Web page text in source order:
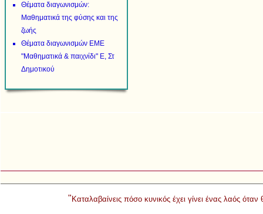
Θέματα διαγωνισμών:
Μαθηματικά της φύσης και της
ζωής
Θέματα διαγωνισμών ΕΜΕ
"Μαθηματικά & παιχνίδι" Ε, Στ
Δημοτικού
" Καταλαβαίνεις πόσο κυνικός έχει γίνει ένας λαός